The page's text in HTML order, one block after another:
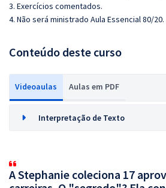
3. Exercícios comentados.
4. Não será ministrado Aula Essencial 80/20.
Conteúdo deste curso
Videoaulas Aulas em PDF
Interpretação de Texto
A Stephanie coleciona 17